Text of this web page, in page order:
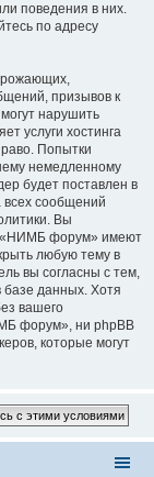
поведения в них.
по адресу
призывов к
нарушить
услуги хостинга
Попытки
немедленному
будет поставлен в
всех сообщений
Вы
«НИМБ форум» имеют
любую тему в
вы согласны с тем,
базе данных. Хотя
вашего
форум», ни phpBB
которые могут